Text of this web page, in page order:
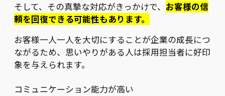
そして、その真摯な対応がきっかけで、 お客様の信
頼を回復できる可能性もあります。
お客様一人一人を大切にすることが企業の成長につ
ながるため、思いやりがある人は採用担当者に好印
象を与えられます。
コミュニケーション能力が高い